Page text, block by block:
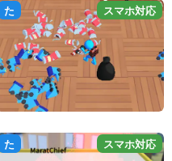
た スマホ対応
た スマホ対応